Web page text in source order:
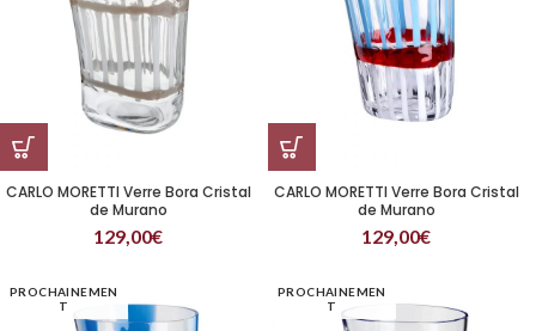
CARLO MORETTI Verre Bora Cristal
de Murano
129,00€
CARLO MORETTI Verre Bora Cristal
de Murano
129,00€
PROCHAINEMEN
T
PROCHAINEMEN
T